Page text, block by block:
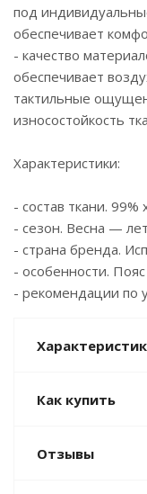
под
обеспечивает
- качество
обеспечивает
тактильные
износостойкость
Характеристики:
- состав ткани. 99%
- сезон. Весна —
- страна бренда.
- особенности.
- рекомендации по
Как купить
Отзывы